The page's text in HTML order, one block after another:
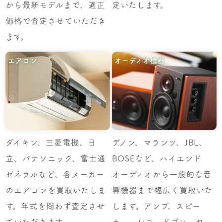
から最新モデルまで、適正
価格で査定させていただき
ます。
定いたします。
エアコン
ダイキン、三菱電機、日
立、パナソニック、富士通
ゼネラルなど、各メーカー
のエアコンを買取いたしま
す。年式を問わず査定させ
オーディオ機器
デノン、マランツ、JBL、
BOSEなど、ハイエンド
オーディオから一般的な音
響機器まで幅広く買取いた
します。アンプ、スピー